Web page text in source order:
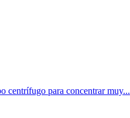
centrífugo para concentrar muy...